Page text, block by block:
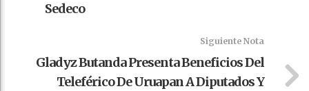
Sedeco
Siguiente Nota
Gladyz Butanda Presenta Beneficios Del
Teleférico De Uruapan A Diputados Y